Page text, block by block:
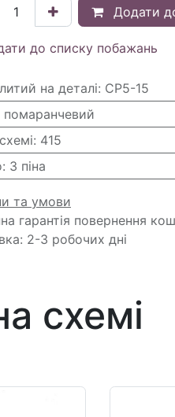
Додати
до списку побажань
на деталі: CP5-15
помаранчевий
: 415
: 3 піна
та умови
гарантія повернення
2-3 робочих дні
схемі